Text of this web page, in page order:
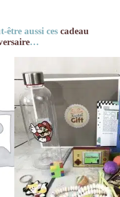
être aussi ces cadeau
…